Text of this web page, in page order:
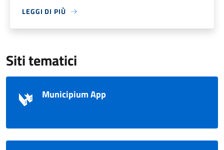
LEGGI DI PIÙ
Siti tematici
Municipium App